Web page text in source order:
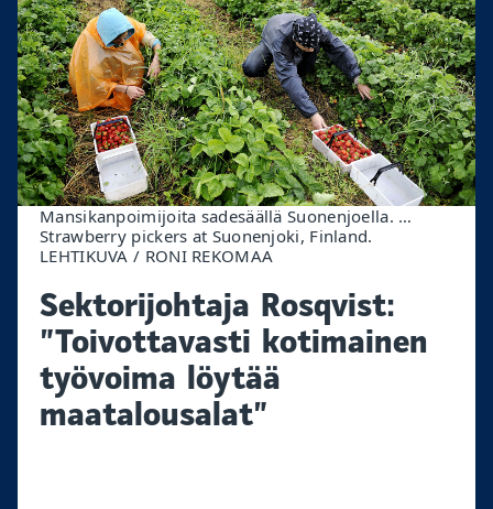
Mansikanpoimijoita sadesäällä Suonenjoella. …
Strawberry pickers at Suonenjoki, Finland.
LEHTIKUVA / RONI REKOMAA
Sektorijohtaja Rosqvist:
”Toivottavasti kotimainen
työvoima löytää
maatalousalat”